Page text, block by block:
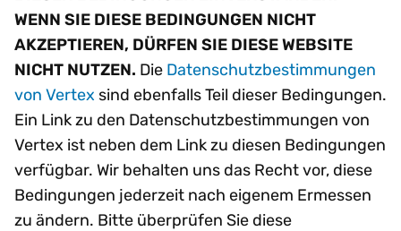
WENN SIE DIESE BEDINGUNGEN NICHT
AKZEPTIEREN, DÜRFEN SIE DIESE WEBSITE
NICHT NUTZEN. Die Datenschutzbestimmungen
von Vertex sind ebenfalls Teil dieser Bedingungen.
Ein Link zu den Datenschutzbestimmungen von
Vertex ist neben dem Link zu diesen Bedingungen
verfügbar. Wir behalten uns das Recht vor, diese
Bedingungen jederzeit nach eigenem Ermessen
zu ändern. Bitte überprüfen Sie diese